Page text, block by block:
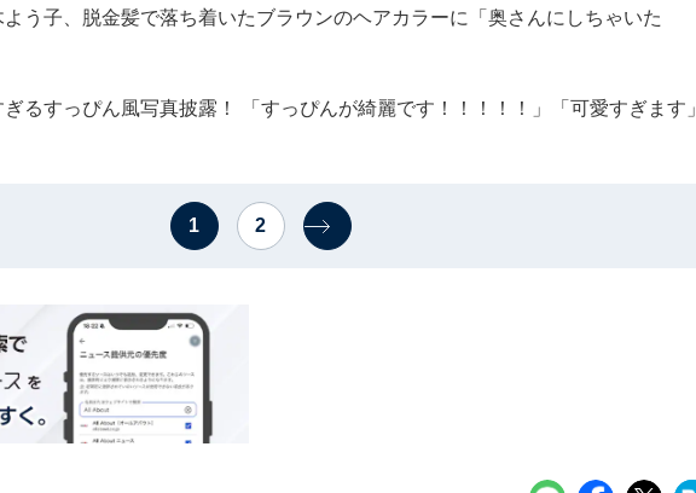
よう子、脱金髪で落ち着いたブラウンのヘアカラーに「奥さんにしちゃいた
るすっぴん風写真披露！ 「すっぴんが綺麗です！！！！！」「可愛すぎます」
1 2